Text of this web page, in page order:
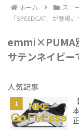
ホーム スニ
「SPEEDCAT」が登場
emmi×PUMA別
サテンネイビー
人気記事